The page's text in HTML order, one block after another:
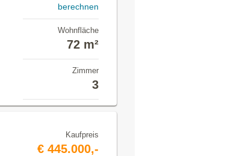
berechnen
Wohnfläche
72 m²
Zimmer
3
Kaufpreis
€ 445.000,-